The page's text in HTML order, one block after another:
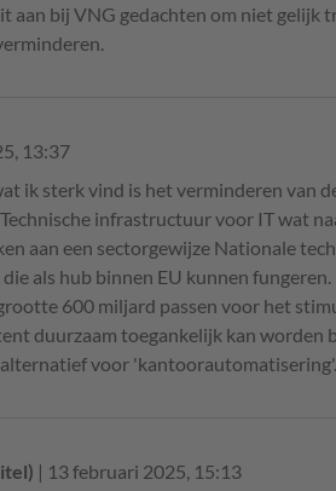
aan bij VNG gedachten om niet gelijk
13:37
ik sterk vind is het verminderen van
infrastructuur voor IT wat
aan een sectorgewijze Nationale
als hub binnen EU kunnen
600 miljard passen voor het
duurzaam toegankelijk kan worden
voor
| 13 februari 2025, 15:13